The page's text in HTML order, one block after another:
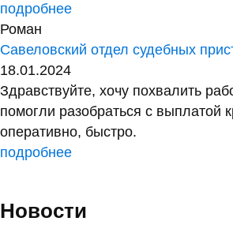
подробнее
Роман
Савеловский отдел судебных
18.01.2024
Здравствуйте, хочу похвалить
помогли разобраться с выплатой
оперативно, быстро.
подробнее
Новости